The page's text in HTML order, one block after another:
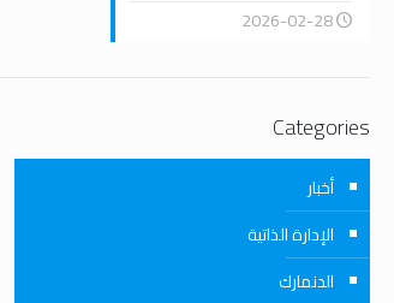
2026-02-28
Categories
أخبار
الإدارة الذاتية
الدنمارك